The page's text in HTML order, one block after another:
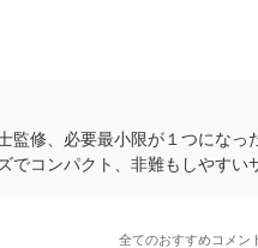
監修、必要最小限が１つにな
でコンパクト、非難もしやすい
全てのおすすめコメン